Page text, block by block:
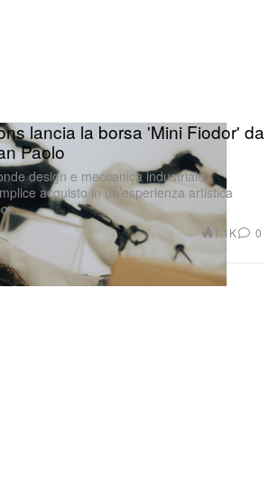
lancia la borsa 'Mini Fiodor' da
Paolo
design e meccanica industriale,
acquisto in un’esperienza artistica
1.1K 0